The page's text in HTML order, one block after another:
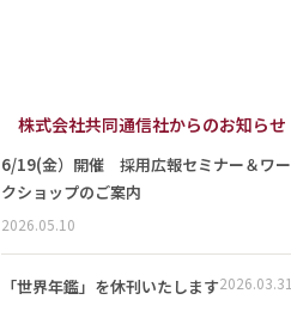
株式会社共同通信社からのお知らせ
6/19(金）開催 採用広報セミナー＆ワー
クショップのご案内
2026.05.10
「世界年鑑」を休刊いたします2026.03.31